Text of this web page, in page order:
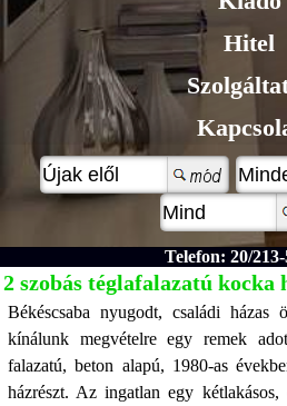
Hitel
Telefon: 20/
2 szobás téglafalazatú kocka
Békéscsaba nyugodt, családi házas
kínálunk megvételre egy remek
falazatú, beton alapú, 1980-as
házrészt. Az ingatlan egy